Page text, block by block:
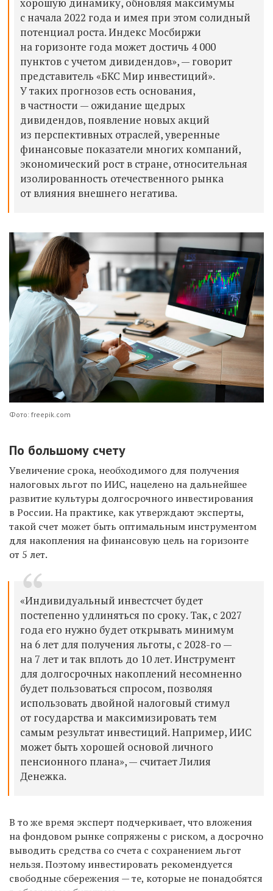
хорошую динамику, обновляя максимумы
с начала 2022 года и имея при этом солидный
потенциал роста. Индекс Мосбиржи
на горизонте года может достичь 4 000
пунктов с учетом дивидендов», — говорит
представитель «БКС Мир инвестиций».
У таких прогнозов есть основания,
в частности — ожидание щедрых
дивидендов, появление новых акций
из перспективных отраслей, уверенные
финансовые показатели многих компаний,
экономический рост в стране, относительная
изолированность отечественного рынка
от влияния внешнего негатива.
Фото: freepik.com
По большому счету
Увеличение срока, необходимого для получения
налоговых льгот по ИИС, нацелено на дальнейшее
развитие культуры долгосрочного инвестирования
в России. На практике, как утверждают эксперты,
такой счет может быть оптимальным инструментом
для накопления на финансовую цель на горизонте
от 5 лет.
«Индивидуальный инвестсчет будет
постепенно удлиняться по сроку. Так, c 2027
года его нужно будет открывать минимум
на 6 лет для получения льготы, с 2028-го —
на 7 лет и так вплоть до 10 лет. Инструмент
для долгосрочных накоплений несомненно
будет пользоваться спросом, позволяя
использовать двойной налоговый стимул
от государства и максимизировать тем
самым результат инвестиций. Например, ИИС
может быть хорошей основой личного
пенсионного плана», — считает Лилия
Денежка.
В то же время эксперт подчеркивает, что вложения
на фондовом рынке сопряжены с риском, а досрочно
выводить средства со счета с сохранением льгот
нельзя. Поэтому инвестировать рекомендуется
свободные сбережения — те, которые не понадобятся